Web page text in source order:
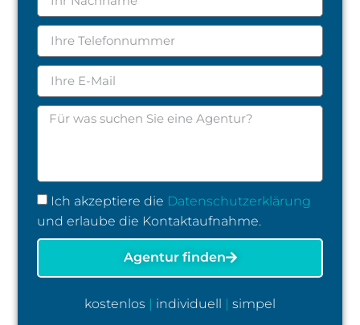
Ich akzeptiere die Datenschutzerklärung
und erlaube die Kontaktaufnahme.
Agentur finden
kostenlos | individuell | simpel